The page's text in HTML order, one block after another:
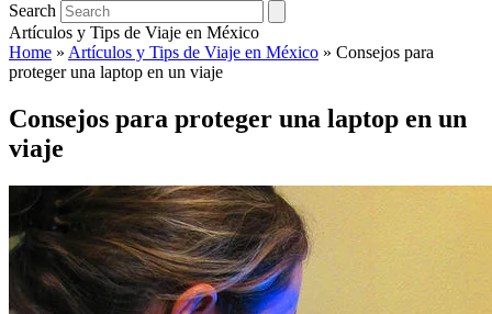
Search
Artículos y Tips de Viaje en México
Home » Artículos y Tips de Viaje en México » Consejos para
proteger una laptop en un viaje
Consejos para proteger una laptop en un
viaje